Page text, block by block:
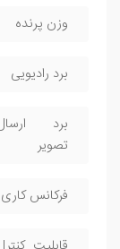
وزن پرنده
برد رادیویی
برد
تصویر
فرکانس کاری